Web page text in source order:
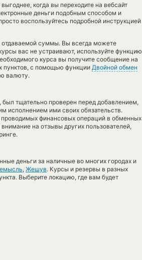
когда вы переходите на вебсайт
деньги подобным способом и
воспользуйтесь подробной инструкцией
отдаваемой суммы. Вы всегда можете
вас не устраивают, используйте функцию
курса вы получите сообщение на
пунктов, с помощью функции Двойной обмен
валюту.
тщательно проверен перед добавлением,
исполнением ими своих обязательств.
проводимых финансовых операций в обменных
на отзывы других пользователей,
деньги за наличные во многих городах и
, Жешув. Курсы и резервы в разных
Выберите локацию, где вам будет